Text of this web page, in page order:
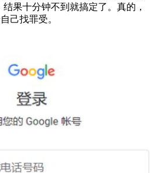
果十分钟不到就搞定了。真的，
己找罪受。